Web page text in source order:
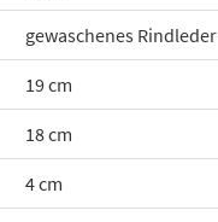
gewaschenes Rindleder
19 cm
18 cm
4 cm